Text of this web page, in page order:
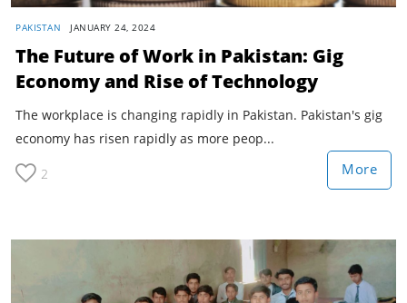
PAKISTAN JANUARY 24, 2024
The Future of Work in Pakistan: Gig
Economy and Rise of Technology
The workplace is changing rapidly in Pakistan. Pakistan's gig
economy has risen rapidly as more peop...
2 More